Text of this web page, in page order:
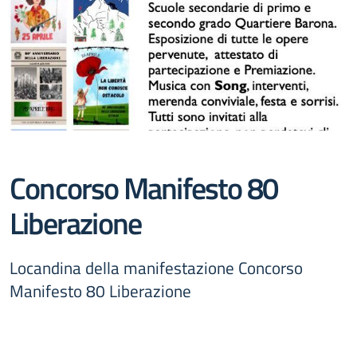
Concorso Manifesto 80
Liberazione
Locandina della manifestazione Concorso
Manifesto 80 Liberazione